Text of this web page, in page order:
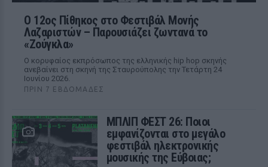
Ο 12ος Πίθηκος στο Φεστιβάλ Μονής
Λαζαριστών – Παρουσιάζει ζωντανά το
«Ζούγκλα»
Ο κορυφαίος εκπρόσωπος της ελληνικής hip hop σκηνής
ανεβαίνει στη σκηνή της Σταυρούπολης την Τετάρτη 24
Ιουνίου 2026.
ΠΡΙΝ 7 ΕΒΔΟΜΆΔΕΣ
ΜΠΛΙΠ ΦΕΣΤ 26: Ποιοι
εμφανίζονται στο μεγάλο
φεστιβάλ ηλεκτρονικής
μουσικής της Εύβοιας;